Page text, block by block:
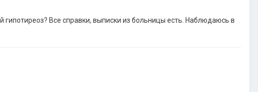
Все справки, выписки из больницы есть. Наблюдаюсь в